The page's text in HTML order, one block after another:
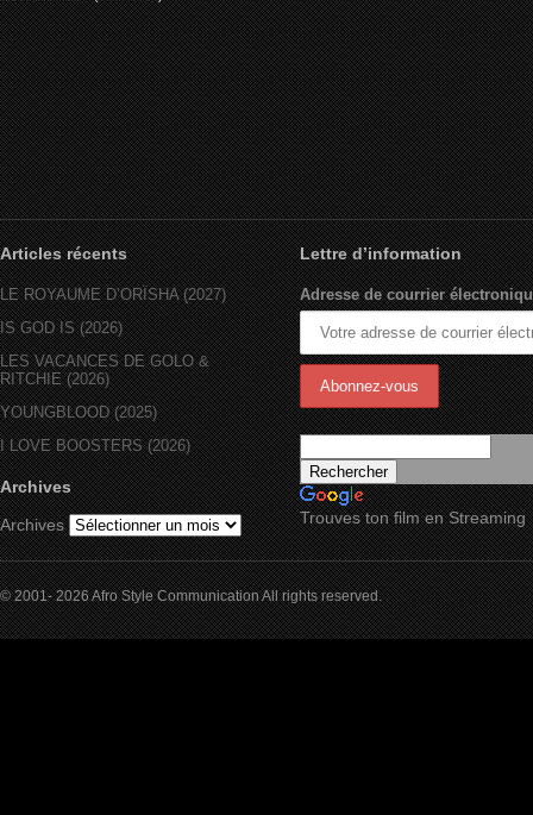
Articles récents
LE ROYAUME D’ORÏSHA (2027)
IS GOD IS (2026)
LES VACANCES DE GOLO &
RITCHIE (2026)
YOUNGBLOOD (2025)
I LOVE BOOSTERS (2026)
Archives
Archives
Lettre d’information
Adresse de courrier
Trouves ton film en Streaming
© 2001- 2026 Afro Style Communication All rights reserved.